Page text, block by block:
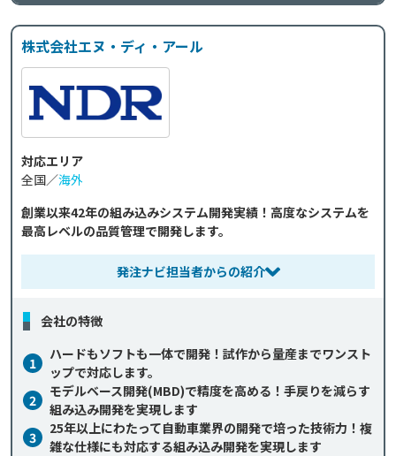
株式会社エヌ・ディ・アール
対応エリア
全国／海外
創業以来42年の組み込みシステム開発実績！高度なシステムを
最高レベルの品質管理で開発します。
発注ナビ担当者からの紹介
会社の特徴
1
ハードもソフトも一体で開発！試作から量産までワンスト
ップで対応します。
2
モデルベース開発(MBD)で精度を高める！手戻りを減らす
組み込み開発を実現します
3
25年以上にわたって自動車業界の開発で培った技術力！複
雑な仕様にも対応する組み込み開発を実現します